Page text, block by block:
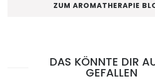
ZUM AROMATHERAPIE
DAS KÖNNTE DIR
GEFALLEN